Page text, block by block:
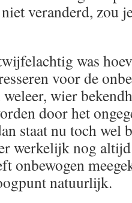
veranderd, zou
was
voor de
wier
door het
staat nu toch wel
werkelijk nog
onbewogen
natuurlijk.